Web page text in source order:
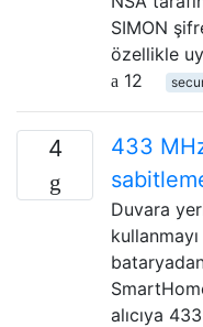
SIMON
özellikle
12
4
433 MHz
Duvara
alıcıya